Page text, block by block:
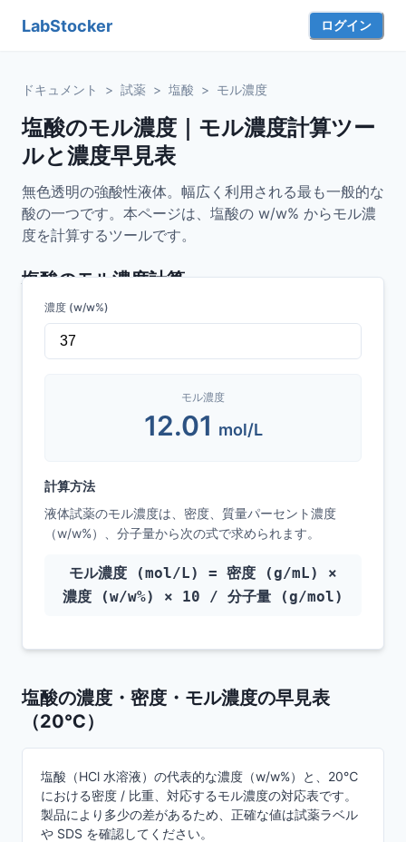
LabStocker ログイン
ドキュメント > 試薬 > 塩酸 > モル濃度
塩酸のモル濃度｜モル濃度計算ツー
ルと濃度早見表
無色透明の強酸性液体。幅広く利用される最も一般的な
酸の一つです。本ページは、塩酸の w/w% からモル濃
度を計算するツールです。
塩酸のモル濃度計算
濃度 (w/w%)
モル濃度
12.01 mol/L
計算方法
液体試薬のモル濃度は、密度、質量パーセント濃度
（w/w%）、分子量から次の式で求められます。
モル濃度 (mol/L) = 密度 (g/mL) ×
濃度 (w/w%) × 10 / 分子量 (g/mol)
塩酸の濃度・密度・モル濃度の早見表
（20℃）
塩酸（HCl 水溶液）の代表的な濃度（w/w%）と、20℃
における密度 / 比重、対応するモル濃度の対応表です。
製品により多少の差があるため、正確な値は試薬ラベル
や SDS を確認してください。